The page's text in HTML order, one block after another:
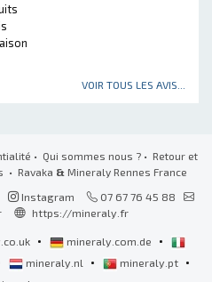
VOIR TOUS LES AVIS...
• Qui sommes nous ? • Retour et
• Ravaka & Mineraly Rennes France
Instagram
07 67 76 45 88
https://mineraly.fr
• mineraly.com.de •
mineraly.nl • mineraly.pt •